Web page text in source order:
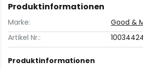
Produktinformationen
Marke:
Good &
Artikel Nr.:
Produktinformationen